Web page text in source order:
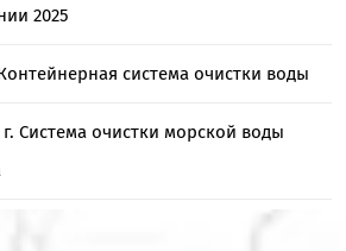
2025
система очистки воды
Система очистки морской воды